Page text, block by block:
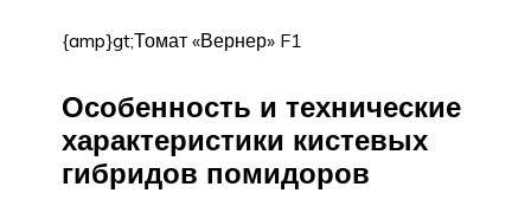
{amp}gt;Томат «Вернер» F1
Особенность и технические
характеристики кистевых
гибридов помидоров